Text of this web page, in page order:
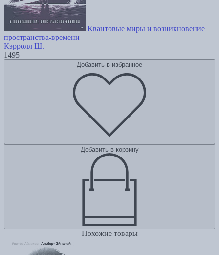
Квантовые миры и возникновение
пространства-времени
Кэрролл Ш.
1495
Добавить в избранное
Добавить в корзину
Похожие товары